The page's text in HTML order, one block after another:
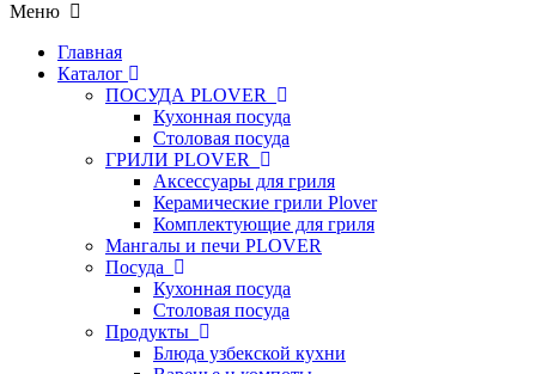
Меню
Главная
Каталог
ПОСУДА PLOVER
Кухонная посуда
Столовая посуда
ГРИЛИ PLOVER
Аксессуары для гриля
Керамические грили Plover
Комплектующие для гриля
Мангалы и печи PLOVER
Посуда
Кухонная посуда
Столовая посуда
Продукты
Блюда узбекской кухни